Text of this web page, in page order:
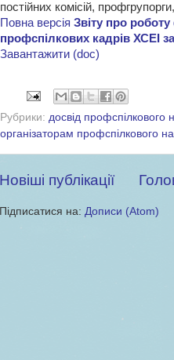
постійних комісій,
Повна версія Звіту про
профспілкових кадрів ХСЕІ
Завантажити (doc)
Рубрики: досвід профспілкового
організаторам профспілкового
Новіші публікації
Підписатися на: Дописи (Atom)